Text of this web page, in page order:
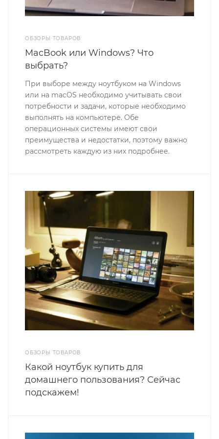
ОБЗОРЫ ТОВАРОВ
MacBook или Windows? Что
выбрать?
При выборе между ноутбуком на Windows
или на macOS необходимо учитывать свои
потребности и задачи, которые необходимо
выполнять на компьютере. Обе
операционных системы имеют свои
преимущества и недостатки, поэтому важно
рассмотреть каждую из них подробнее.
ОБЗОРЫ ТОВАРОВ
Какой ноутбук купить для
домашнего пользования? Сейчас
подскажем!